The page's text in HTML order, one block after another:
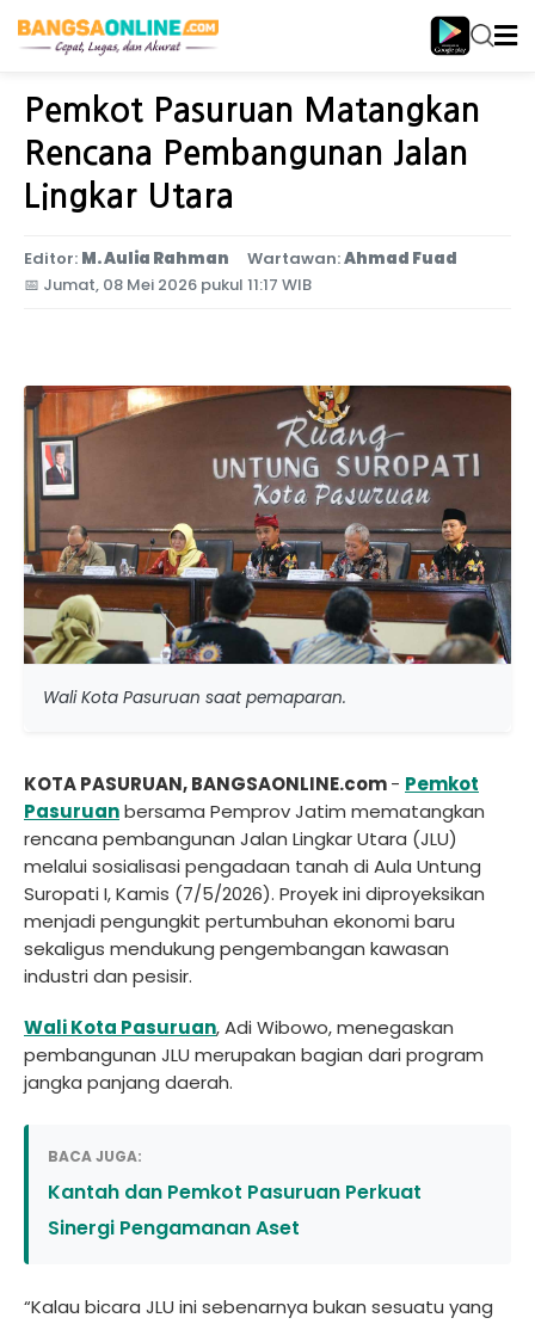
Home Jawa Timur
Pemkot Pasuruan Matangkan
Rencana Pembangunan Jalan
Lingkar Utara
Editor: M. Aulia Rahman Wartawan:Ahmad Fuad
📅 Jumat, 08 Mei 2026 pukul 11:17 WIB
Wali Kota Pasuruan saat pemaparan.
KOTA PASURUAN, BANGSAONLINE.com- Pemkot
Pasuruanbersama Pemprov Jatim mematangkan
rencana pembangunan Jalan Lingkar Utara (JLU)
melalui sosialisasi pengadaan tanah di Aula Untung
Suropati I, Kamis (7/5/2026). Proyek ini diproyeksikan
menjadi pengungkit pertumbuhan ekonomi baru
sekaligus mendukung pengembangan kawasan
industri dan pesisir.
Wali Kota Pasuruan, Adi Wibowo, menegaskan
pembangunan JLU merupakan bagian dari program
jangka panjang daerah.
BACA JUGA:
Kantah dan Pemkot Pasuruan Perkuat
Sinergi Pengamanan Aset
“Kalau bicara JLU ini sebenarnya bukan sesuatu yang